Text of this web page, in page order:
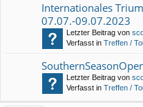
Internationales
07.07.-09.07.2023
Letzter Beitrag von
Verfasst in Treffen /
Letzter Beitrag von
Verfasst in Treffen /